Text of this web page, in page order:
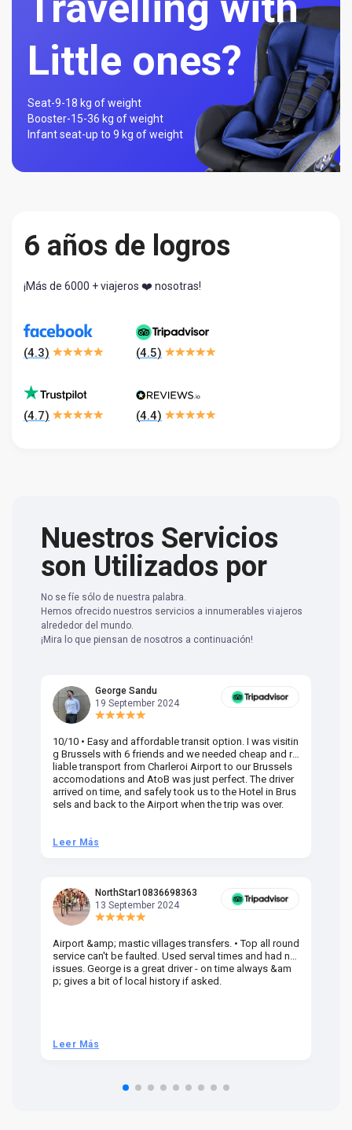
Little ones?
Seat-9-18 kg of weight
Booster-15-36 kg of weight
Infant seat-up to 9 kg of weight
6 años de logros
¡Más de 6000 + viajeros ❤️ nosotras!
(4.3) (4.5)
(4.7) (4.4)
Nuestros Servicios
son Utilizados por
No se fíe sólo de nuestra palabra.
Hemos ofrecido nuestros servicios a innumerables viajeros
alrededor del mundo.
¡Mira lo que piensan de nosotros a continuación!
George Sandu
19 September 2024
10/10 • Easy and affordable transit option. I was visitin
g Brussels with 6 friends and we needed cheap and re
liable transport from Charleroi Airport to our Brussels
accomodations and AtoB was just perfect. The driver
arrived on time, and safely took us to the Hotel in Brus
sels and back to the Airport when the trip was over.
Leer Más
NorthStar10836698363
13 September 2024
Airport &amp; mastic villages transfers. • Top all round
service can't be faulted. Used serval times and had no
issues. George is a great driver - on time always &am
p; gives a bit of local history if asked.
Leer Más